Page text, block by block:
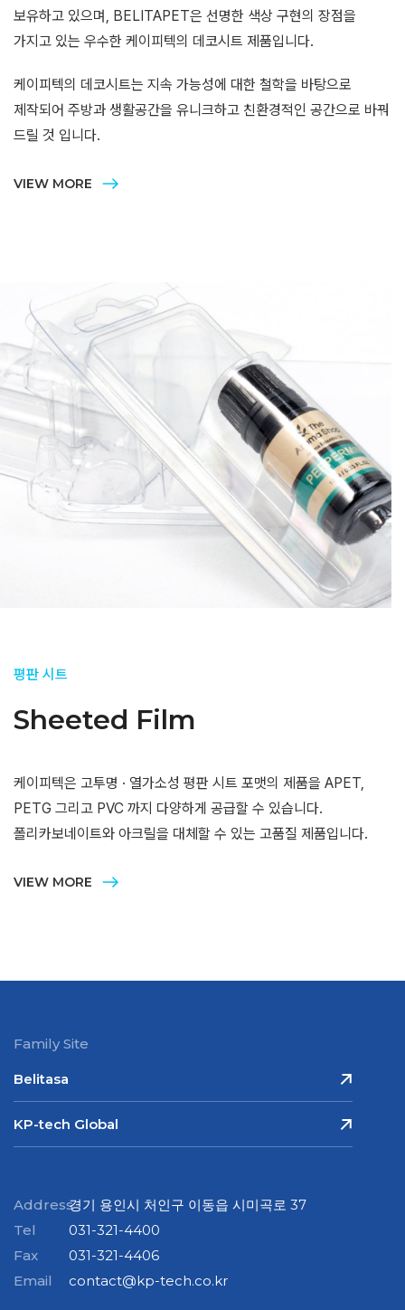
보유하고 있으며, BELITAPET은 선명한 색상 구현의 장점을
가지고 있는 우수한 케이피텍의 데코시트 제품입니다.
케이피텍의 데코시트는 지속 가능성에 대한 철학을 바탕으로
제작되어 주방과 생활공간을 유니크하고 친환경적인 공간으로 바꿔
드릴 것 입니다.
VIEW MORE
평판 시트
Sheeted Film
케이피텍은 고투명 · 열가소성 평판 시트 포맷의 제품을 APET,
PETG 그리고 PVC 까지 다양하게 공급할 수 있습니다.
폴리카보네이트와 아크릴을 대체할 수 있는 고품질 제품입니다.
VIEW MORE
Family Site
Belitasa
KP-tech Global
Address경기 용인시 처인구 이동읍 시미곡로 37
Tel
031-321-4400
Fax
031-321-4406
Email
contact@kp-tech.co.kr